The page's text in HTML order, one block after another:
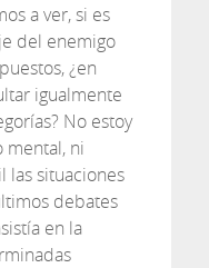
a ver, si es
del enemigo
¿en
igualmente
No estoy
ni
las situaciones
debates
en la